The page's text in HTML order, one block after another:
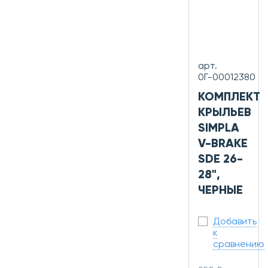
арт.
0Г-00012380
КОМПЛЕКТ
КРЫЛЬЕВ
SIMPLA
V-BRAKE
SDE 26-
28",
ЧЕРНЫЕ
Добавить
к
сравнению